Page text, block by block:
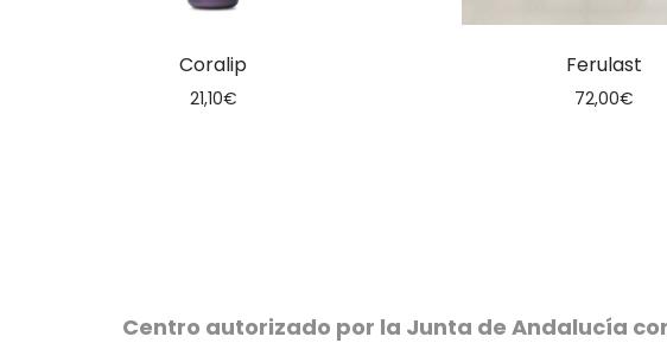
Coralip
21,10€
Ferulast
72,00€
Centro autorizado por la Junta de Andalucía